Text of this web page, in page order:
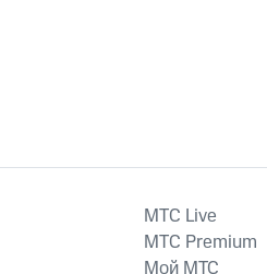
MTС Live
MTС Premium
Мой МТС